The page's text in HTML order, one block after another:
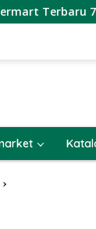
7 – 9 Agustus